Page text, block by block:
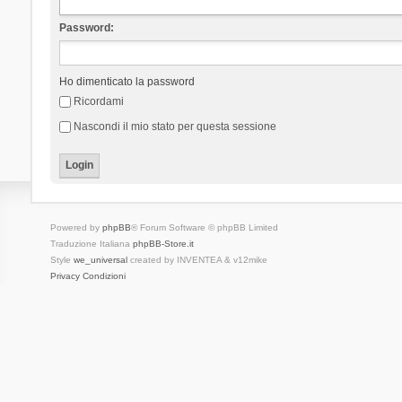
Password:
Ho dimenticato la password
Ricordami
Nascondi il mio stato per questa sessione
Powered by phpBB® Forum Software © phpBB Limited
Traduzione Italiana phpBB-Store.it
Style we_universalcreated by INVENTEA & v12mike
Privacy Condizioni